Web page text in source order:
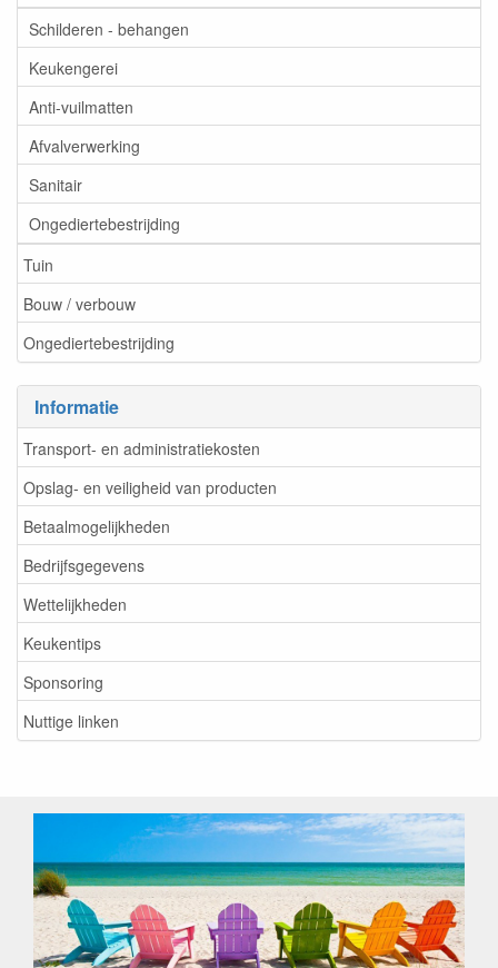
Schilderen - behangen
Keukengerei
Anti-vuilmatten
Afvalverwerking
Sanitair
Ongediertebestrijding
Tuin
Bouw / verbouw
Ongediertebestrijding
Informatie
Transport- en administratiekosten
Opslag- en veiligheid van producten
Betaalmogelijkheden
Bedrijfsgegevens
Wettelijkheden
Keukentips
Sponsoring
Nuttige linken